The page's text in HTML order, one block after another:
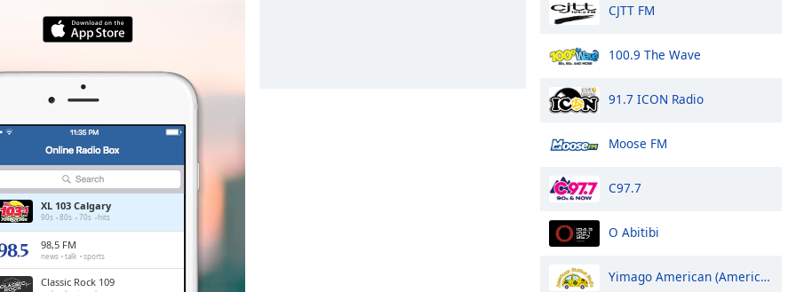
XL 103 Calgary
90s 80s 70s hits
98,5 FM
news talk sports
Classic Rock 109
CJTT FM
100.9 The Wave
91.7 ICON Radio
Moose FM
C97.7
O Abitibi
Yimago American (American Sixties Radio)